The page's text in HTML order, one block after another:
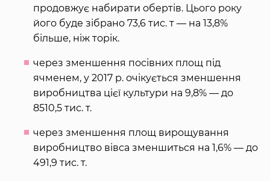
продовжує набирати обертів. Цього року
його буде зібрано 73,6 тис. т — на 13,8%
більше, ніж торік.
через зменшення посівних площ під
ячменем, у 2017 р. очікується зменшення
виробництва цієї культури на 9,8% — до
8510,5 тис. т.
через зменшення площ вирощування
виробництво вівса зменшиться на 1,6% — до
491,9 тис. т.